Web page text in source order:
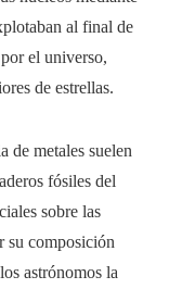
al final de
el universo,
de estrellas.
de metales suelen
fósiles del
sobre las
su composición
astrónomos la